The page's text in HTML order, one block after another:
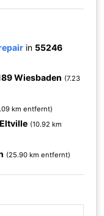
in 55246
Wiesbaden (7.23
km entfernt)
(10.92 km
(25.90 km entfernt)